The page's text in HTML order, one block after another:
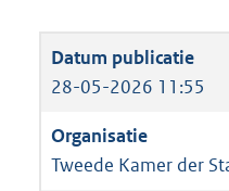
28-05-2026 11:55
Tweede Kamer der